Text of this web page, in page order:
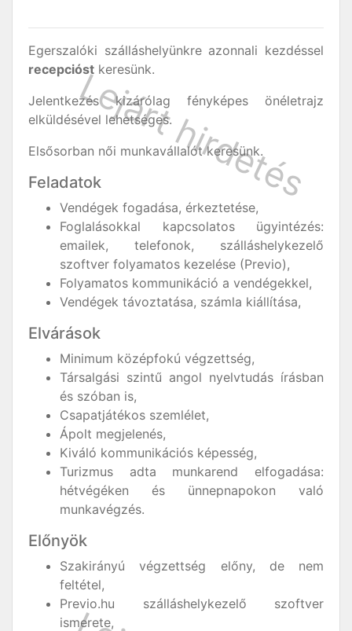
Egerszalóki szálláshelyünkre azonnali kezdéssel
recepcióst keresünk.
Jelentkezés kizárólag fényképes önéletrajz
elküldésével lehetséges.
Elsősorban női munkavállalót keresünk.
Feladatok
Vendégek fogadása, érkeztetése,
Foglalásokkal kapcsolatos ügyintézés:
emailek, telefonok, szálláshelykezelő
szoftver folyamatos kezelése (Previo),
Folyamatos kommunikáció a vendégekkel,
Vendégek távoztatása, számla kiállítása,
Elvárások
Minimum középfokú végzettség,
Társalgási szintű angol nyelvtudás írásban
és szóban is,
Csapatjátékos szemlélet,
Ápolt megjelenés,
Kiváló kommunikációs képesség,
Turizmus adta munkarend elfogadása:
hétvégéken és ünnepnapokon való
munkavégzés.
Előnyök
Szakirányú végzettség előny, de nem
feltétel,
Previo.hu szálláshelykezelő szoftver
ismerete,